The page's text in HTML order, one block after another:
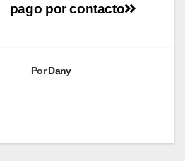
pago por contacto
PorDany